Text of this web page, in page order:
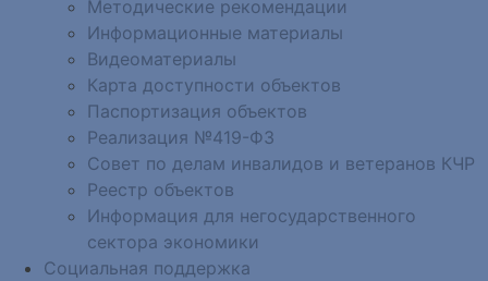
Методические рекомендации
Информационные материалы
Видеоматериалы
Карта доступности объектов
Паспортизация объектов
Реализация №419-ФЗ
Совет по делам инвалидов и ветеранов КЧР
Реестр объектов
Информация для негосударственного
сектора экономики
Социальная поддержка